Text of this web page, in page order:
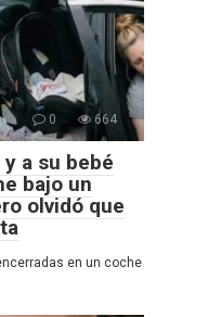
0 664
a su bebé
bajo un
olvidó que
en un coche